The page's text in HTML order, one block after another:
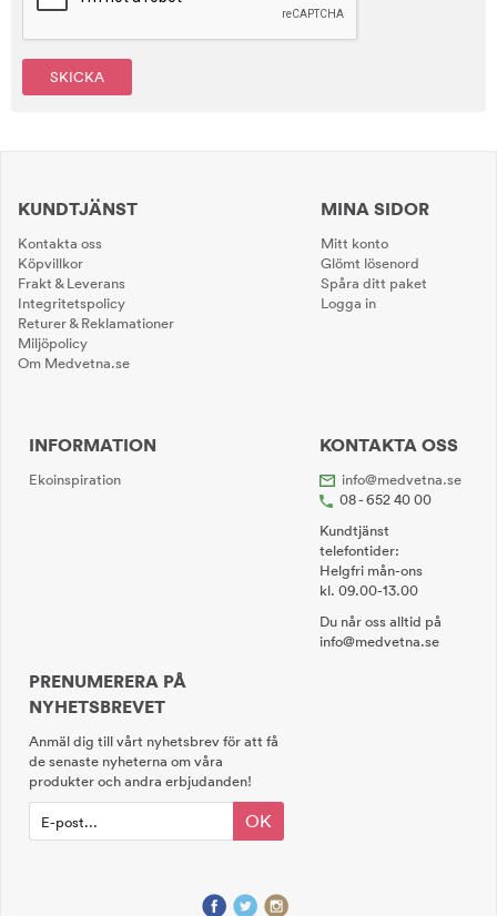
SKICKA
KUNDTJÄNST
Kontakta oss
Köpvillkor
Frakt & Leverans
Integritetspolicy
Returer & Reklamationer
Miljöpolicy
Om Medvetna.se
MINA SIDOR
Mitt konto
Glömt lösenord
Spåra ditt paket
Logga in
INFORMATION
Ekoinspiration
KONTAKTA OSS
info@medvetna.se
08 - 652 40 00
Kundtjänst
telefontider:
Helgfri mån-ons
kl. 09.00-13.00
Du når oss alltid på
info@medvetna.se
PRENUMERERA PÅ
NYHETSBREVET
Anmäl dig till vårt nyhetsbrev för att få
de senaste nyheterna om våra
produkter och andra erbjudanden!
OK